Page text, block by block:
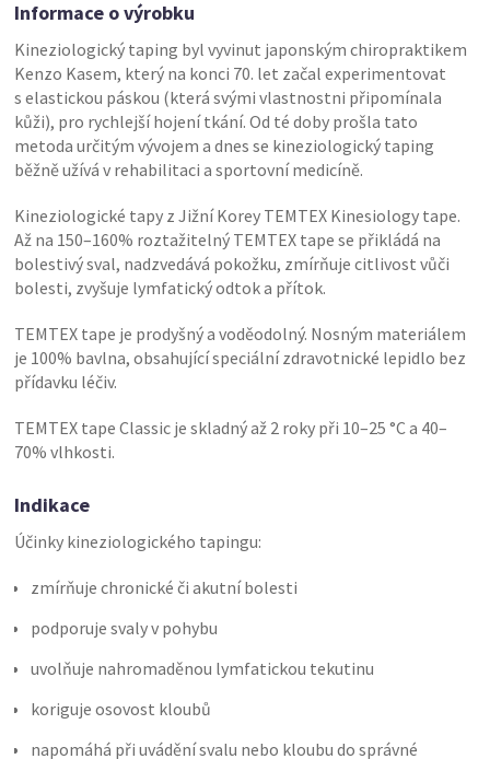
Informace o výrobku
Kineziologický taping byl vyvinut japonským chiropraktikem
Kenzo Kasem, který na konci 70. let začal experimentovat
s elastickou páskou (která svými vlastnostni připomínala
kůži), pro rychlejší hojení tkání. Od té doby prošla tato
metoda určitým vývojem a dnes se kineziologický taping
běžně užívá v rehabilitaci a sportovní medicíně.
Kineziologické tapy z Jižní Korey TEMTEX Kinesiology tape.
Až na 150–160% roztažitelný TEMTEX tape se přikládá na
bolestivý sval, nadzvedává pokožku, zmírňuje citlivost vůči
bolesti, zvyšuje lymfatický odtok a přítok.
TEMTEX tape je prodyšný a voděodolný. Nosným materiálem
je 100% bavlna, obsahující speciální zdravotnické lepidlo bez
přídavku léčiv.
TEMTEX tape Classic je skladný až 2 roky při 10–25 °C a 40–
70% vlhkosti.
Indikace
Účinky kineziologického tapingu:
zmírňuje chronické či akutní bolesti
podporuje svaly v pohybu
uvolňuje nahromaděnou lymfatickou tekutinu
koriguje osovost kloubů
napomáhá při uvádění svalu nebo kloubu do správné